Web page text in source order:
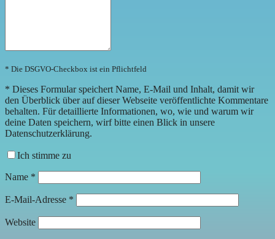
* Die DSGVO-Checkbox ist ein Pflichtfeld
* Dieses Formular speichert Name, E-Mail und Inhalt, damit wir
den Überblick über auf dieser Webseite veröffentlichte Kommentare
behalten. Für detaillierte Informationen, wo, wie und warum wir
deine Daten speichern, wirf bitte einen Blick in unsere
Datenschutzerklärung.
Ich stimme zu
Name *
E-Mail-Adresse *
Website